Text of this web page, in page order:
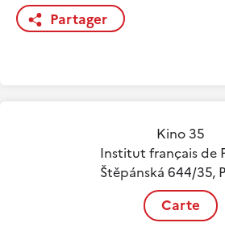
Partager
Kino 35
Institut français de
Štěpánská 644/35,
Carte